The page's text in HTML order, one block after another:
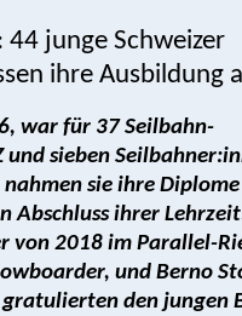
44 junge Schweizer
ihre Ausbildung
war für 37 Seilbahn-
sieben
sie ihre
Abschluss ihrer
von 2018 im Parallel-
und Berno
gratulierten den jungen